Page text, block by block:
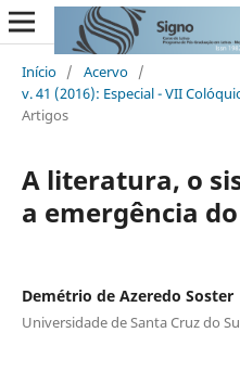
Início / Acervo /
v. 41 (2016): Especial - VII
Artigos
A literatura, o
a emergência
Demétrio de Azeredo Soster
Universidade de Santa Cruz do